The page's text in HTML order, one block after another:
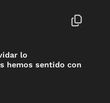
lo
hemos sentido con